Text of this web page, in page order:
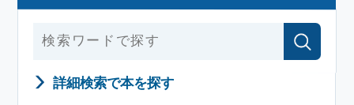
詳細検索で本を探す